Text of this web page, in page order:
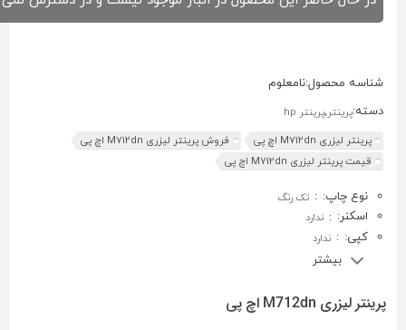
شناسه محصول:نامعلوم
دسته:پرینتر ,پرینتر hp
پرینتر لیزری M712dn اچ پی
فروش پرینتر لیزری M712dn اچ پی
قیمت پرینتر لیزری M712dn اچ پی
نوع چاپ: : تک رنگ
اسکنر: : ندارد
کپی: : ندارد
بیشتر
پرینتر لیزری M712dn اچ پی